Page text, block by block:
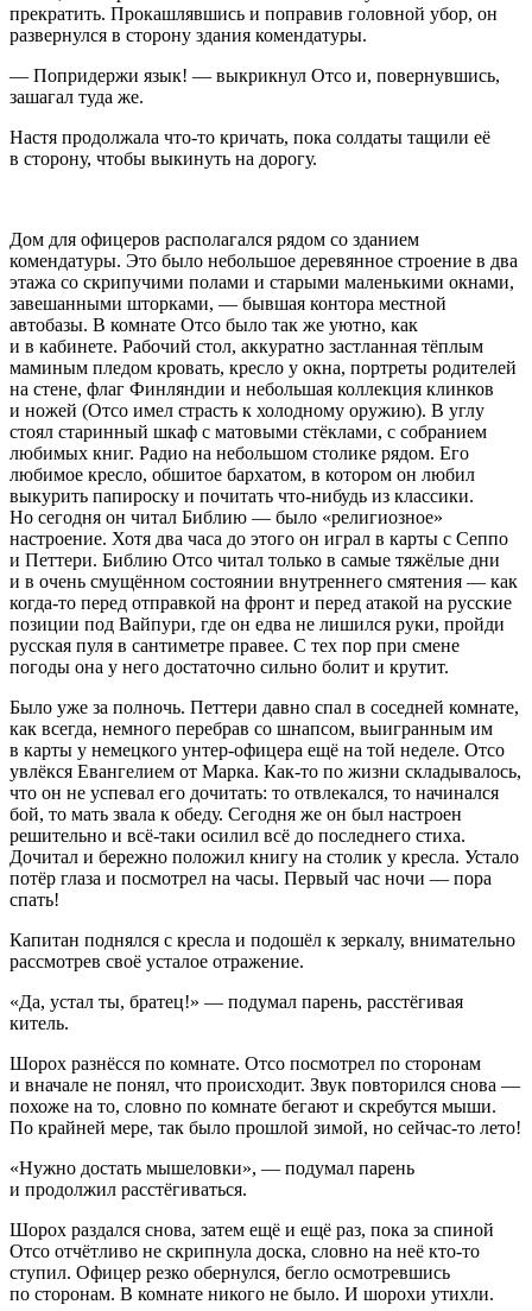
прекратить. Прокашлявшись и поправив головной убор, он
развернулся в сторону здания комендатуры.
— Попридержи язык! — выкрикнул Отсо и, повернувшись,
зашагал туда же.
Настя продолжала что-то кричать, пока солдаты тащили её
в сторону, чтобы выкинуть на дорогу.
Дом для офицеров располагался рядом со зданием
комендатуры. Это было небольшое деревянное строение в два
этажа со скрипучими полами и старыми маленькими окнами,
завешанными шторками, — бывшая контора местной
автобазы. В комнате Отсо было так же уютно, как
и в кабинете. Рабочий стол, аккуратно застланная тёплым
маминым пледом кровать, кресло у окна, портреты родителей
на стене, флаг Финляндии и небольшая коллекция клинков
и ножей (Отсо имел страсть к холодному оружию). В углу
стоял старинный шкаф с матовыми стёклами, с собранием
любимых книг. Радио на небольшом столике рядом. Его
любимое кресло, обшитое бархатом, в котором он любил
выкурить папироску и почитать что-нибудь из классики.
Но сегодня он читал Библию — было «религиозное»
настроение. Хотя два часа до этого он играл в карты с Сеппо
и Петтери. Библию Отсо читал только в самые тяжёлые дни
и в очень смущённом состоянии внутреннего смятения — как
когда-то перед отправкой на фронт и перед атакой на русские
позиции под Вайпури, где он едва не лишился руки, пройди
русская пуля в сантиметре правее. С тех пор при смене
погоды она у него достаточно сильно болит и крутит.
Было уже за полночь. Петтери давно спал в соседней комнате,
как всегда, немного перебрав со шнапсом, выигранным им
в карты у немецкого унтер-офицера ещё на той неделе. Отсо
увлёкся Евангелием от Марка. Как-то по жизни складывалось,
что он не успевал его дочитать: то отвлекался, то начинался
бой, то мать звала к обеду. Сегодня же он был настроен
решительно и всё-таки осилил всё до последнего стиха.
Дочитал и бережно положил книгу на столик у кресла. Устало
потёр глаза и посмотрел на часы. Первый час ночи — пора
спать!
Капитан поднялся с кресла и подошёл к зеркалу, внимательно
рассмотрев своё усталое отражение.
«Да, устал ты, братец!» — подумал парень, расстёгивая
китель.
Шорох разнёсся по комнате. Отсо посмотрел по сторонам
и вначале не понял, что происходит. Звук повторился снова —
похоже на то, словно по комнате бегают и скребутся мыши.
По крайней мере, так было прошлой зимой, но сейчас-то лето!
«Нужно достать мышеловки», — подумал парень
и продолжил расстёгиваться.
Шорох раздался снова, затем ещё и ещё раз, пока за спиной
Отсо отчётливо не скрипнула доска, словно на неё кто-то
ступил. Офицер резко обернулся, бегло осмотревшись
по сторонам. В комнате никого не было. И шорохи утихли.